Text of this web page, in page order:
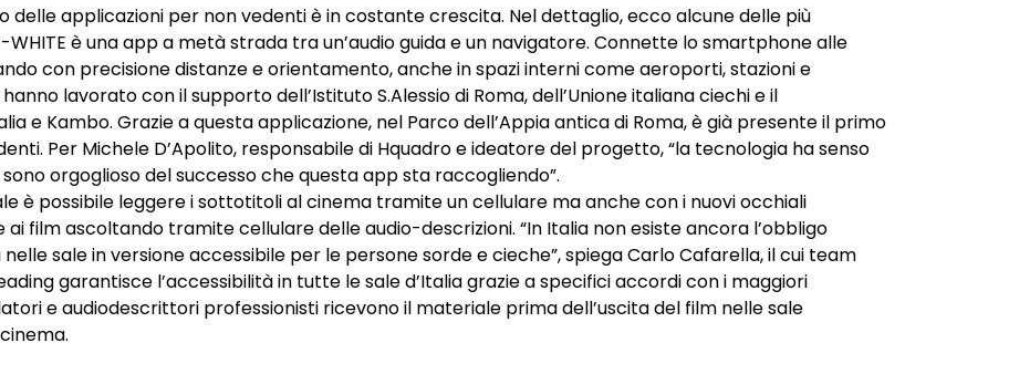
delle applicazioni per non vedenti è in costante crescita. Nel dettaglio, ecco alcune delle più
WHITE è una app a metà strada tra un’audio guida e un navigatore. Connette lo smartphone alle
con precisione distanze e orientamento, anche in spazi interni come aeroporti, stazioni e
hanno lavorato con il supporto dell’Istituto S.Alessiodi Roma, dell’Unione italiana ciechie il
e Kambo. Grazie a questa applicazione, nel Parco dell’Appia antica di Roma, è già presente il primo
. Per Michele D’Apolito, responsabile di Hquadro e ideatore del progetto, “la tecnologia ha senso
orgoglioso del successo che questa app sta raccogliendo”.
è possibile leggere i sottotitoli al cinema tramite un cellulare ma anche con i nuovi occhiali
ai filmascoltando tramite cellulare delle audio-descrizioni. “In Italia non esiste ancora l’obbligo
sale in versione accessibile per le persone sorde e cieche”, spiega Carlo Cafarella, il cui team
garantisce l’accessibilitàin tutte le sale d’Italia grazie a specifici accordi con i maggiori
e audiodescrittori professionisti ricevono il materiale prima dell’uscita del film nelle sale